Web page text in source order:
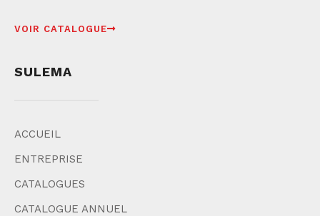
VOIR CATALOGUE
SULEMA
ACCUEIL
ENTREPRISE
CATALOGUES
CATALOGUE ANNUEL